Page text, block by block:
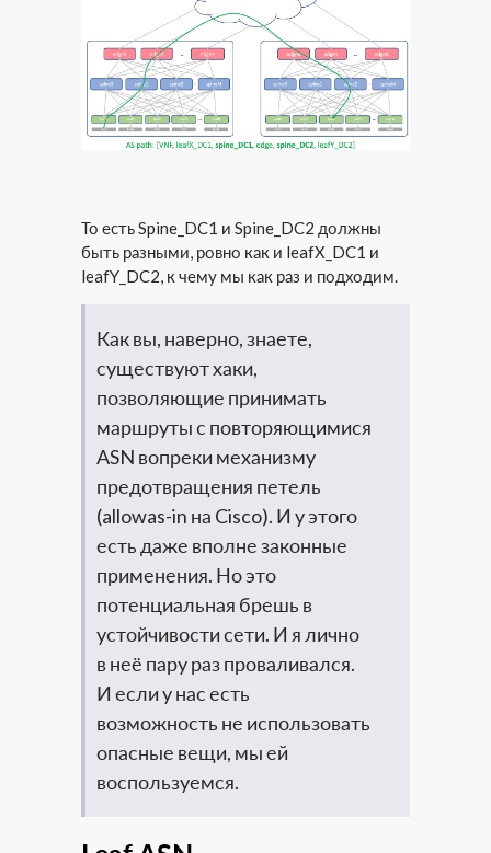
То есть Spine_DC1 и Spine_DC2 должны
быть разными, ровно как и leafX_DC1 и
leafY_DC2, к чему мы как раз и подходим.
Как вы, наверно, знаете,
существуют хаки,
позволяющие принимать
маршруты с повторяющимися
ASN вопреки механизму
предотвращения петель
(allowas-in на Cisco). И у этого
есть даже вполне законные
применения. Но это
потенциальная брешь в
устойчивости сети. И я лично
в неё пару раз проваливался.
И если у нас есть
возможность не использовать
опасные вещи, мы ей
воспользуемся.